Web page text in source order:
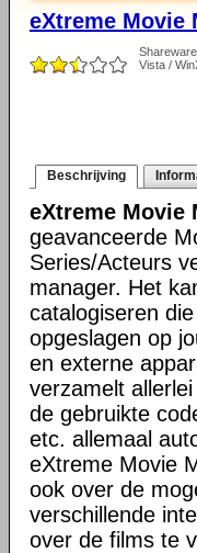
eXtreme Movie
Shareware
Vista /
Beschrijving
eXtreme Movie
geavanceerde
Series/Acteurs
manager. Het
catalogiseren
opgeslagen op
en externe
verzamelt
de gebruikte
etc. allemaal
eXtreme Movie
ook over de
verschillende
over de films te